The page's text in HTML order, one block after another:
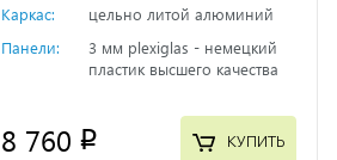
Каркас:
цельно литой алюминий
Панели:
3 мм plexiglas - немецкий
пластик высшего качества
8 760 p КУПИТЬ